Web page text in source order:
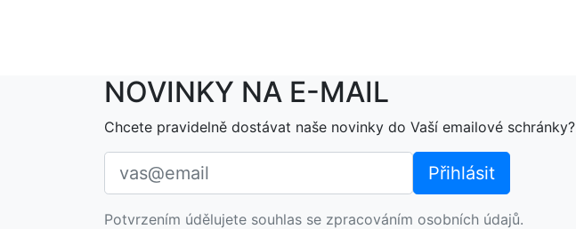
NOVINKY NA E-MAIL
Chcete pravidelně dostávat naše novinky do Vaší emailové schránky?
Potvrzením údělujete souhlas se zpracováním osobních údajů.